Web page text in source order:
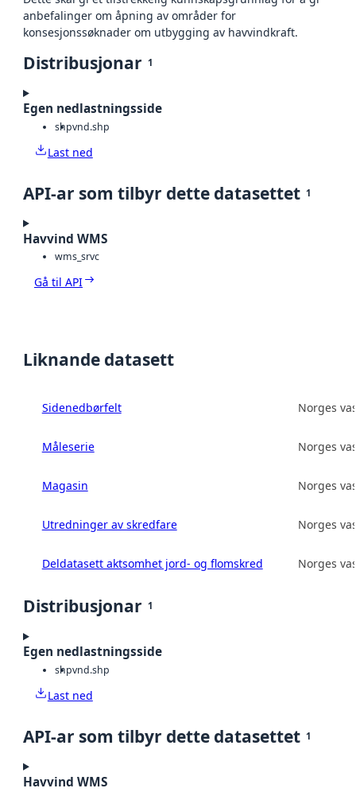
anbefalinger om åpning av områder for
konsesjonssøknader om utbygging av havvindkraft.
Distribusjonar 1
Egen nedlastningsside
shpvnd.shp
Last ned
API-ar som tilbyr dette datasettet 1
Havvind WMS
wms_srvc
Gå til API
Liknande datasett
Sidenedbørfelt Norges
Måleserie Norges
Magasin Norges
Utredninger av skredfare Norges
Deldatasett aktsomhet jord- og flomskred Norges
Distribusjonar 1
Egen nedlastningsside
shpvnd.shp
Last ned
API-ar som tilbyr dette datasettet 1
Havvind WMS